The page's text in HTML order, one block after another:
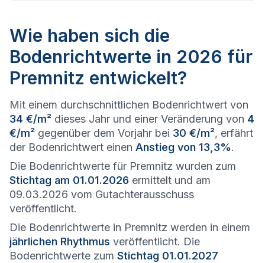
Wie haben sich die
Bodenrichtwerte in 2026 für
Premnitz entwickelt?
Mit einem durchschnittlichen Bodenrichtwert von
34 €/m² dieses Jahr und einer Veränderung von 4
€/m² gegenüber dem Vorjahr bei 30 €/m², erfährt
der Bodenrichtwert einen Anstieg von 13,3%.
Die Bodenrichtwerte für Premnitz wurden zum
Stichtag am 01.01.2026 ermittelt und am
09.03.2026 vom Gutachterausschuss
veröffentlicht.
Die Bodenrichtwerte in Premnitz werden in einem
jährlichen Rhythmus veröffentlicht. Die
Bodenrichtwerte zum Stichtag 01.01.2027